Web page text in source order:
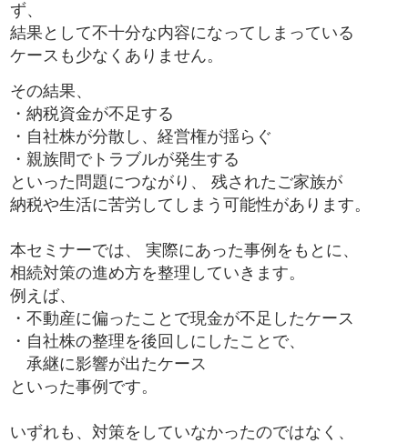
ず、
結果として不十分な内容になってしまっている
ケースも少なくありません。
その結果、
・納税資金が不足する
・自社株が分散し、経営権が揺らぐ
・親族間でトラブルが発生する
といった問題につながり、 残されたご家族が
納税や生活に苦労してしまう可能性があります。
本セミナーでは、 実際にあった事例をもとに、
相続対策の進め方を整理していきます。
例えば、
・不動産に偏ったことで現金が不足したケース
・自社株の整理を後回しにしたことで、
承継に影響が出たケース
といった事例です。
いずれも、対策をしていなかったのではなく、